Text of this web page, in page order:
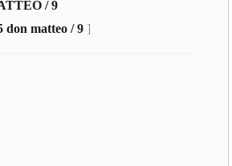
/ 9
don matteo / 9 ]